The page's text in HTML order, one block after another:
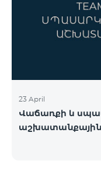
23 April
Վաճառքի և
աշխատանքային